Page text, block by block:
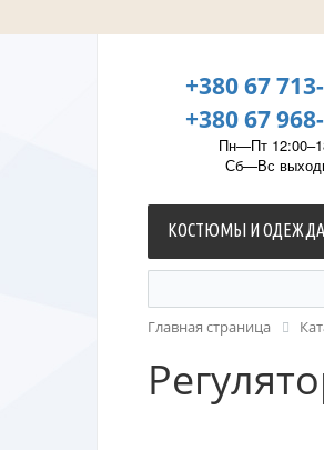
+380 67
+380 67
Пн—Пт
Сб—Вс
КОСТЮМЫ И ОДЕЖДА
Главная страница